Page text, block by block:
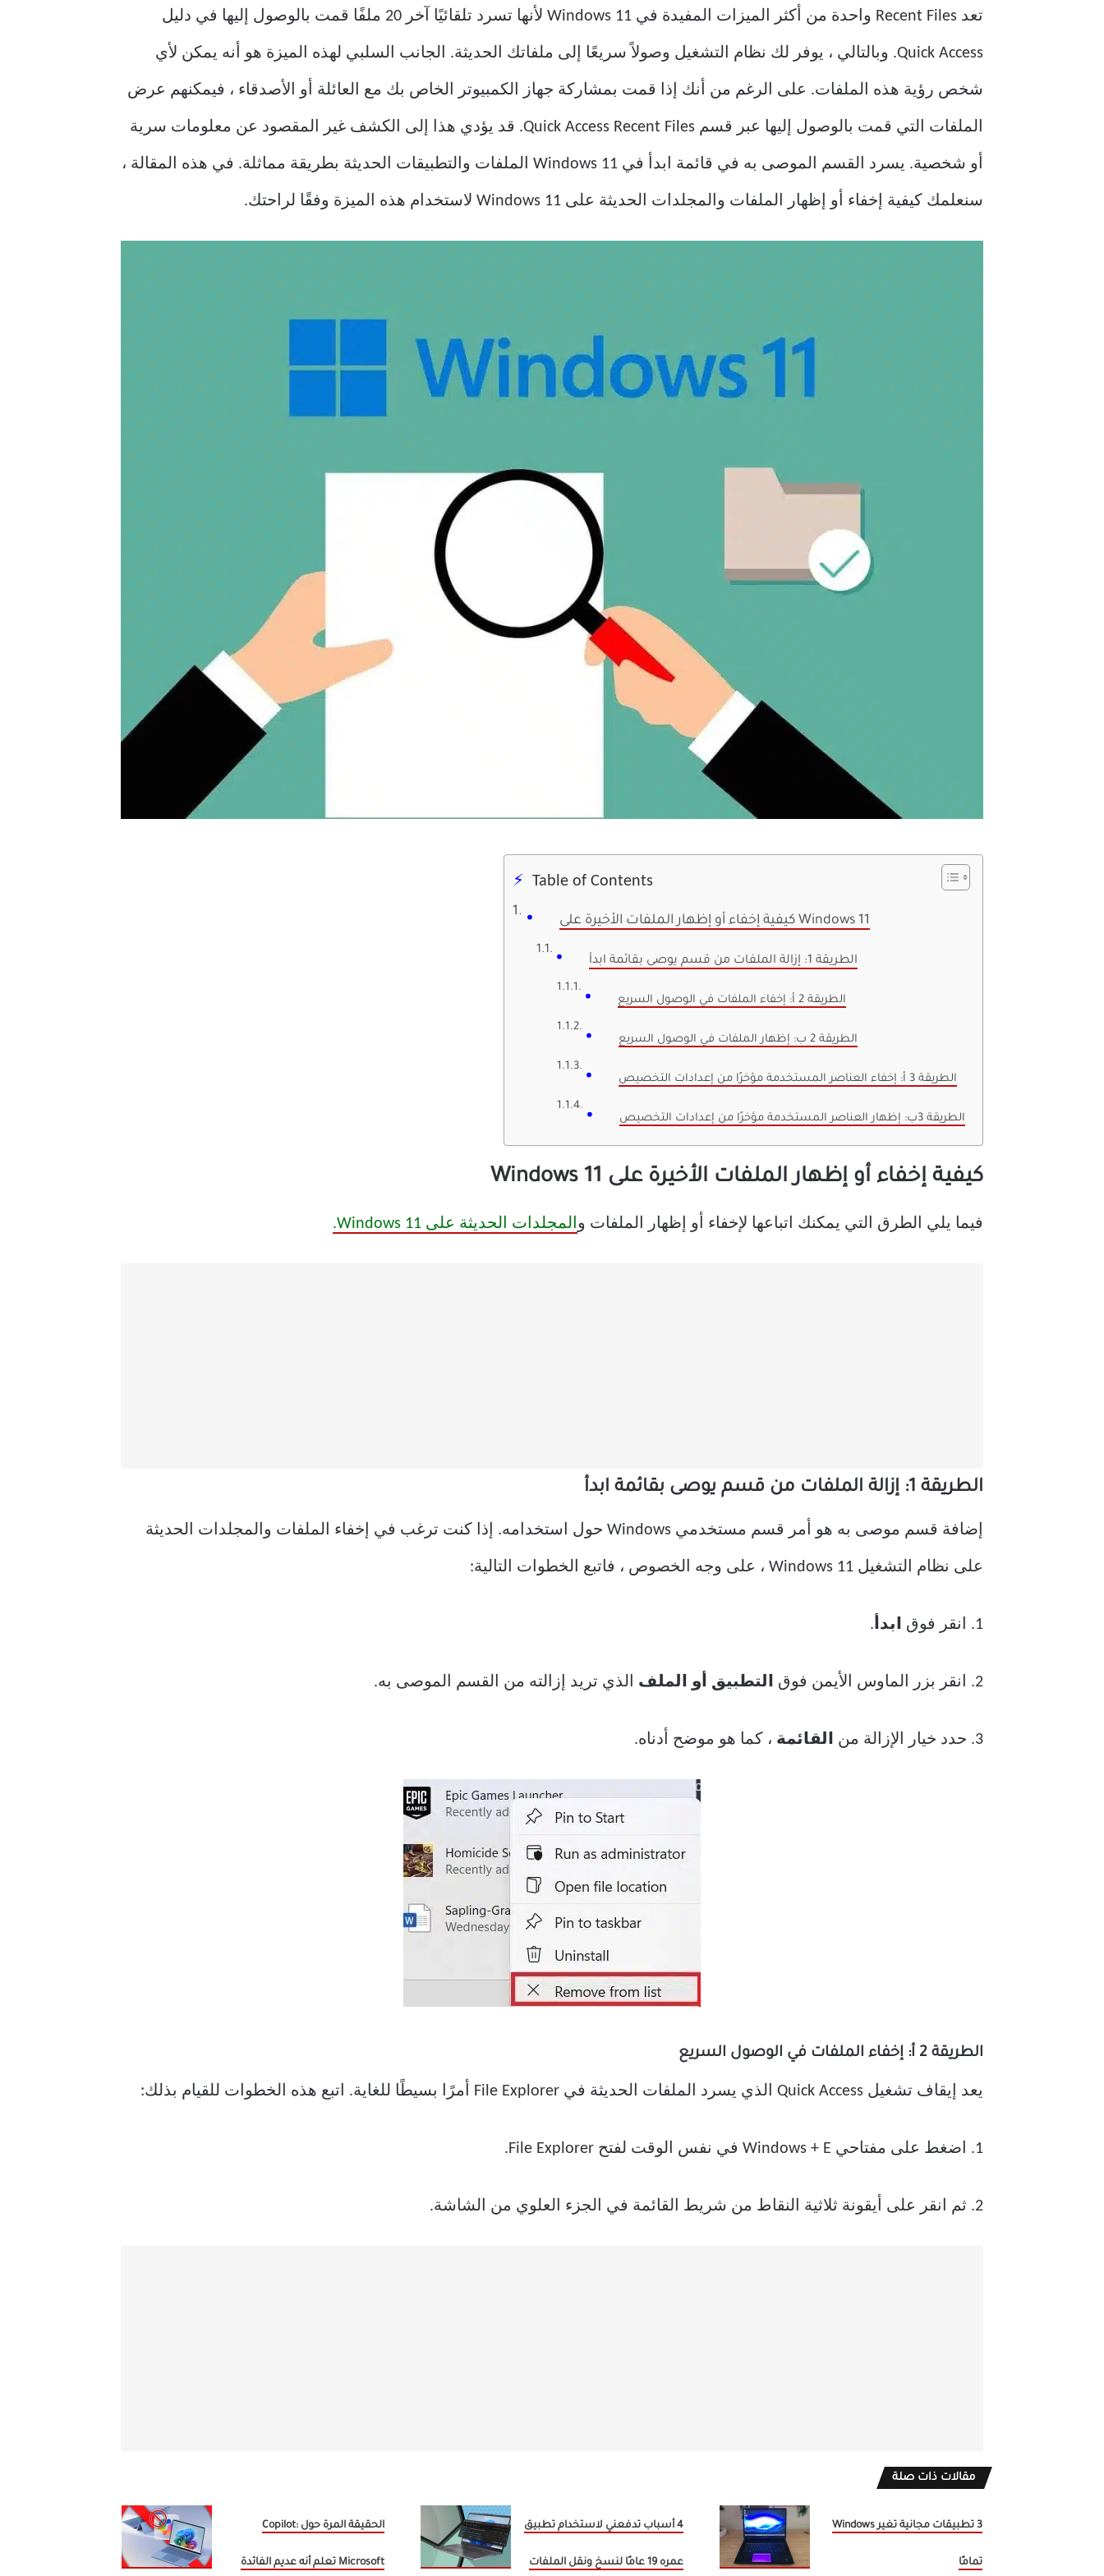
تعد Recent Files واحدة من أكثر الميزات المفيدة في Windows 11 لأنها تسرد تلقائيًا آخر 20 ملفًا قمت بالوصول إليها في دليل
Quick Access. وبالتالي ، يوفر لك نظام التشغيل وصولاً سريعًا إلى ملفاتك الحديثة. الجانب السلبي لهذه الميزة هو أنه يمكن لأي
شخص رؤية هذه الملفات. على الرغم من أنك إذا قمت بمشاركة جهاز الكمبيوتر الخاص بك مع العائلة أو الأصدقاء ، فيمكنهم عرض
الملفات التي قمت بالوصول إليها عبر قسم Quick Access Recent Files. قد يؤدي هذا إلى الكشف غير المقصود عن معلومات سرية
أو شخصية. يسرد القسم الموصى به في قائمة ابدأ في Windows 11 الملفات والتطبيقات الحديثة بطريقة مماثلة. في هذه المقالة ،
سنعلمك كيفية إخفاء أو إظهار الملفات والمجلدات الحديثة على Windows 11 لاستخدام هذه الميزة وفقًا لراحتك.
Table of Contents
كيفية إخفاء أو إظهار الملفات الأخيرة على Windows 11
الطريقة 1: إزالة الملفات من قسم يوصى بقائمة ابدأ
الطريقة 2 أ: إخفاء الملفات في الوصول السريع
الطريقة 2 ب: إظهار الملفات في الوصول السريع
الطريقة 3 أ: إخفاء العناصر المستخدمة مؤخرًا من إعدادات التخصيص
الطريقة 3ب: إظهار العناصر المستخدمة مؤخرًا من إعدادات التخصيص
كيفية إخفاء أو إظهار الملفات الأخيرة على Windows 11
فيما يلي الطرق التي يمكنك اتباعها لإخفاء أو إظهار الملفات والمجلدات الحديثة على Windows 11.
الطريقة 1: إزالة الملفات من قسم يوصى بقائمة ابدأ
إضافة قسم موصى به هو أمر قسم مستخدمي Windows حول استخدامه. إذا كنت ترغب في إخفاء الملفات والمجلدات الحديثة
على نظام التشغيل Windows 11 ، على وجه الخصوص ، فاتبع الخطوات التالية:
1. انقر فوق ابدأ.
2. انقر بزر الماوس الأيمن فوق التطبيق أو الملف الذي تريد إزالته من القسم الموصى به.
3. حدد خيار الإزالة من القائمة ، كما هو موضح أدناه.
الطريقة 2 أ: إخفاء الملفات في الوصول السريع
يعد إيقاف تشغيل Quick Access الذي يسرد الملفات الحديثة في File Explorer أمرًا بسيطًا للغاية. اتبع هذه الخطوات للقيام بذلك:
1. اضغط على مفتاحي Windows + E في نفس الوقت لفتح File Explorer.
2. ثم انقر على أيقونة ثلاثية النقاط من شريط القائمة في الجزء العلوي من الشاشة.
مقالات ذات صلة
الحقيقة المرة حول Copilot:
Microsoft تعلم أنه عديم الفائدة
4 أسباب تدفعني لاستخدام تطبيق
عمره 19 عامًا لنسخ ونقل الملفات
3 تطبيقات مجانية تغير Windows
تمامًا